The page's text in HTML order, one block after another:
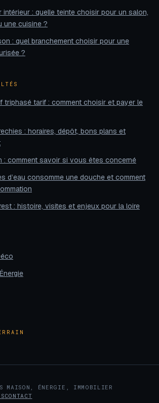
intérieur : quelle teinte choisir pour un salon,
une cuisine ?
: quel branchement choisir pour une
?
triphasé tarif : comment choisir et payer le
: horaires, dépôt, bons plans et
: comment savoir si vous êtes concerné
d’eau consomme une douche et comment
: histoire, visites et enjeux pour la loire
MAISON, ÉNERGIE, IMMOBILIER
CONTACT